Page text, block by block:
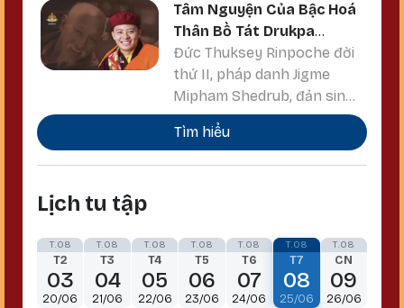
tình cảm, kết duyên lành.
(Có thể thực hành thêm
pháp Tara cho tình duyên.)
Tâm Nguyện Của Bậc Hoá
Thân Bồ Tát Drukpa
Thuksey Rinpoche
Đức Thuksey Rinpoche đời
thứ II, pháp danh Jigme
Mipham Shedrub, đản sinh
tại Chushul, Ladakh năm
1986 vào ngày 10 tháng
Giêng (ngày vía Đức Liên
Tìm hiểu
Lịch tu tập
T.08
T2
03
20/06
T.08
T3
04
21/06
T.08
T4
05
22/06
T.08
T5
06
23/06
T.08
T6
07
24/06
T.08
T7
08
25/06
T.08
CN
09
26/06